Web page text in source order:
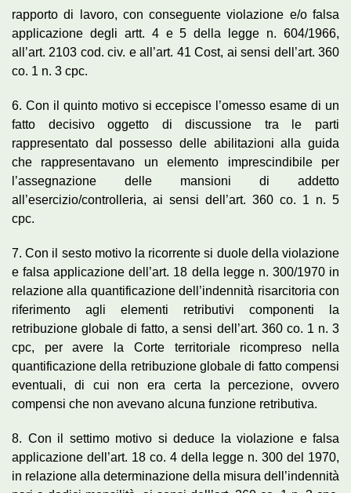
rapporto di lavoro, con conseguente violazione e/o falsa
applicazione degli artt. 4 e 5 della legge n. 604/1966,
all’art. 2103 cod. civ. e all’art. 41 Cost, ai sensi dell’art. 360
co. 1 n. 3 cpc.
6. Con il quinto motivo si eccepisce l’omesso esame di un
fatto decisivo oggetto di discussione tra le parti
rappresentato dal possesso delle abilitazioni alla guida
che rappresentavano un elemento imprescindibile per
l’assegnazione delle mansioni di addetto
all’esercizio/controlleria, ai sensi dell’art. 360 co. 1 n. 5
cpc.
7. Con il sesto motivo la ricorrente si duole della violazione
e falsa applicazione dell’art. 18 della legge n. 300/1970 in
relazione alla quantificazione dell’indennità risarcitoria con
riferimento agli elementi retributivi componenti la
retribuzione globale di fatto, a sensi dell’art. 360 co. 1 n. 3
cpc, per avere la Corte territoriale ricompreso nella
quantificazione della retribuzione globale di fatto compensi
eventuali, di cui non era certa la percezione, ovvero
compensi che non avevano alcuna funzione retributiva.
8. Con il settimo motivo si deduce la violazione e falsa
applicazione dell’art. 18 co. 4 della legge n. 300 del 1970,
in relazione alla determinazione della misura dell’indennità